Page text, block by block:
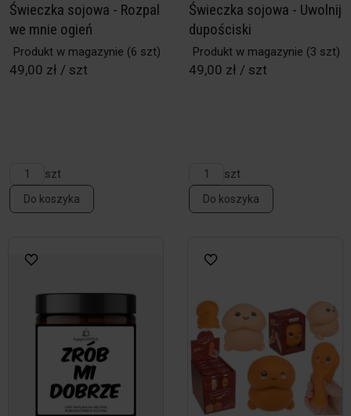
Świeczka sojowa - Rozpal
we mnie ogień
Produkt w magazynie (6 szt)
49,00 zł / szt
szt
Do koszyka
Świeczka sojowa - Uwolnij
dupościski
Produkt w magazynie (3 szt)
49,00 zł / szt
szt
Do koszyka